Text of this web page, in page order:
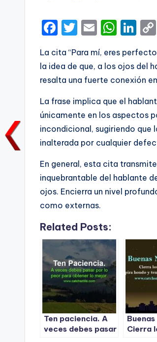
F
c
e
o
o
k
T
it
te
E
m
ai
l
W
a
ts
p
p
Li
n
k
e
n
La cita “Para mí, eres
la idea de que, a los ojos del
resalta una fuerte conexión
La frase implica que el
únicamente en los aspectos
incondicional, sugiriendo que
inalterada por cualquier
En general, esta cita
inquebrantable del hablante
ojos. Encierra un nivel
como externas.
Related Posts:
Ten paciencia. A
veces debes pasar
Cierra